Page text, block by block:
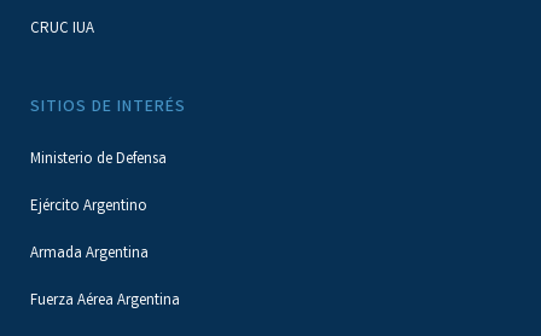
CRUC IUA
SITIOS DE INTERÉS
Ministerio de Defensa
Ejército Argentino
Armada Argentina
Fuerza Aérea Argentina